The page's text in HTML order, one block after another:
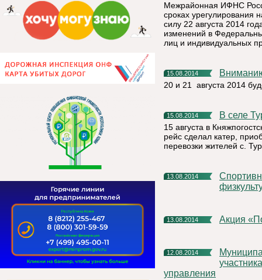
Межрайонная ИФНС
сроках урегулирования
силу 22 августа 2014
изменений в
лиц и индивидуальных
15.08.2014
20 и 21 августа 2014
15.08.2014 В селе
15 августа в
рейс сделал катер,
перевозки жителей с.
13.08.2014
Спортивный праздник, Посвященный Всероссийскому Дню
13.08.2014 Акция
12.08.2014
Муниципальные образования являются значимыми
управления